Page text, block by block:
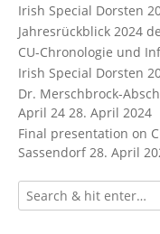
Irish Special Dorsten
Jahresrückblick 2024
CU-Chronologie und
Irish Special Dorsten
Dr. Merschbrock-
April 24 28. April 2024
Final presentation on
Sassendorf 28. April